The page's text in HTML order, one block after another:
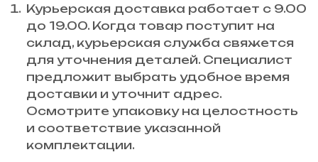
Курьерская доставка работает с 9.00
до 19.00. Когда товар поступит на
склад, курьерская служба свяжется
для уточнения деталей. Специалист
предложит выбрать удобное время
доставки и уточнит адрес.
Осмотрите упаковку на целостность
и соответствие указанной
комплектации.